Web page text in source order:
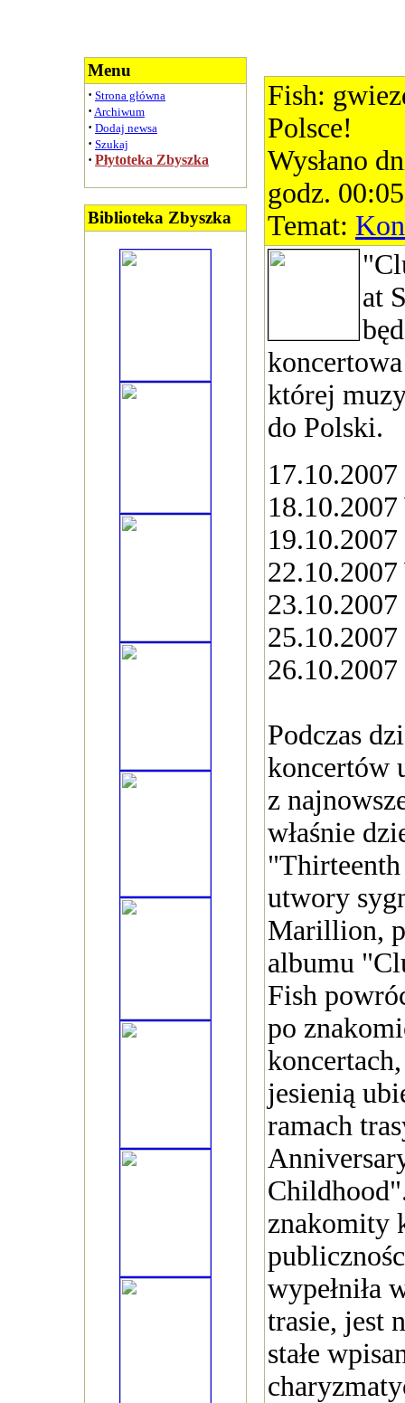
Menu
· Strona główna
· Archiwum
· Dodaj newsa
· Szukaj
· Płytoteka Zbyszka
Biblioteka Zbyszka
Fish:
Polsce!
Wysłano
godz.
Temat:
at
której
do Polski.
18.10.2007
22.10.2007
Podczas
koncertów
z
właśnie
"Thirteenth
utwory
Marillion,
albumu
Fish
po
jesienią
ramach
znakomity
wypełniła
trasie, jest
stałe